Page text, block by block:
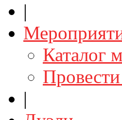
|
Каталог
|